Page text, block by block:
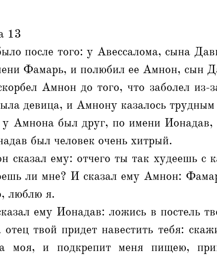
13
после того: у Авессалома, сына
Фамарь, и полюбил ее Амнон, сын
Амнон до того, что заболел из-
девица, и Амнону казалось трудным
Амнона был друг, по имени Ионадав,
был человек очень хитрый.
сказал ему: отчего ты так худеешь с
ли мне? И сказал ему Амнон:
люблю я.
ему Ионадав: ложись в постель
отец твой придет навестить тебя:
моя, и подкрепит меня пищею,